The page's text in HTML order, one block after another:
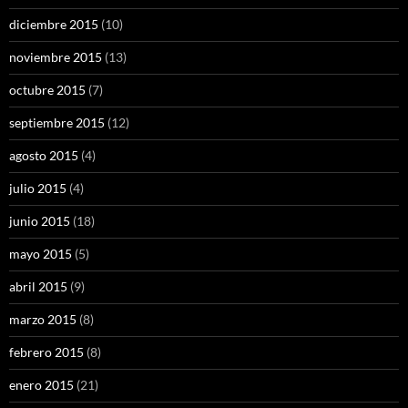
diciembre 2015 (10)
noviembre 2015 (13)
octubre 2015 (7)
septiembre 2015 (12)
agosto 2015 (4)
julio 2015 (4)
junio 2015 (18)
mayo 2015 (5)
abril 2015 (9)
marzo 2015 (8)
febrero 2015 (8)
enero 2015 (21)